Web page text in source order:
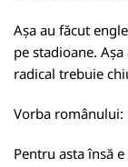
Așa au făcut
pe stadioane.
radical trebuie
Vorba românului:
Pentru asta însă